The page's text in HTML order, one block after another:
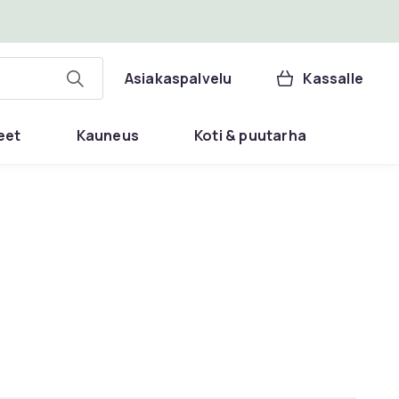
Asiakaspalvelu Kassalle
Kauneus Koti & puutarha